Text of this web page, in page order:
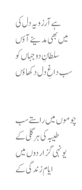
ہے آرزو یہ دل کی
میں بھی مدینے آؤں
سلطانِ دوجہاں کو
سب داغِ دل دکھاؤں
چوموں میں راستے سب
طیبہ کی ہر گلی کے
یونہی گزار دوں میں
ایام زندگی کے